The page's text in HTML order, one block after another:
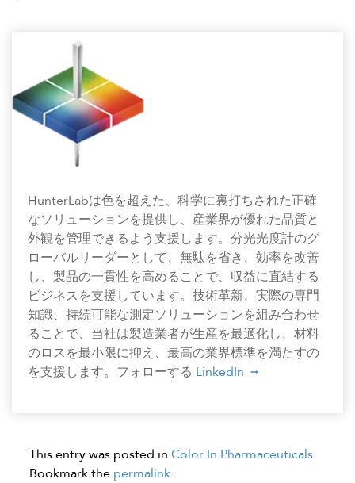
HunterLabは色を超えた、科学に裏打ちされた正確
なソリューションを提供し、産業界が優れた品質と
外観を管理できるよう支援します。分光光度計のグ
ローバルリーダーとして、無駄を省き、効率を改善
し、製品の一貫性を高めることで、収益に直結する
ビジネスを支援しています。技術革新、実際の専門
知識、持続可能な測定ソリューションを組み合わせ
ることで、当社は製造業者が生産を最適化し、材料
のロスを最小限に抑え、最高の業界標準を満たすの
を支援します。フォローする LinkedIn
This entry was posted in Color In Pharmaceuticals.
Bookmark the permalink.